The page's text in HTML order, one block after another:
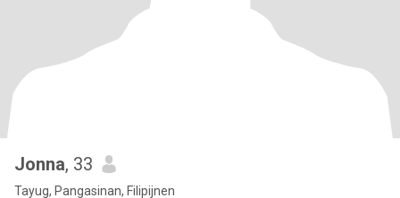
Jonna, 33
Tayug, Pangasinan, Filipijnen